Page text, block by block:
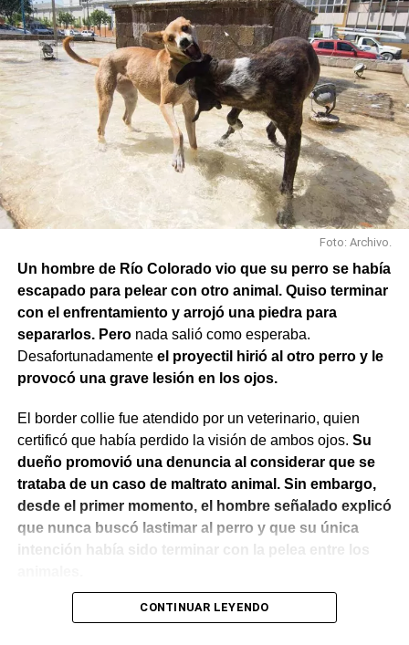
Foto: Archivo.
Un hombre de Río Colorado vio que su perro se había
escapado para pelear con otro animal. Quiso terminar
con el enfrentamiento y arrojó una piedra para
separarlos. Peronada salió como esperaba.
Desafortunadamente el proyectil hirió al otro perro y le
provocó una grave lesión en los ojos.
El border collie fue atendido por un veterinario, quien
certificó que había perdido la visión de ambos ojos. Su
dueño promovió una denuncia al considerar que se
trataba de un caso de maltrato animal. Sin embargo,
desde el primer momento, el hombre señalado explicó
que nunca buscó lastimar al perro y que su única
intención había sido terminar con la pelea entre los
El Juzgado de Paz analizó el caso y resolvió desestimar
CONTINUAR LEYENDO